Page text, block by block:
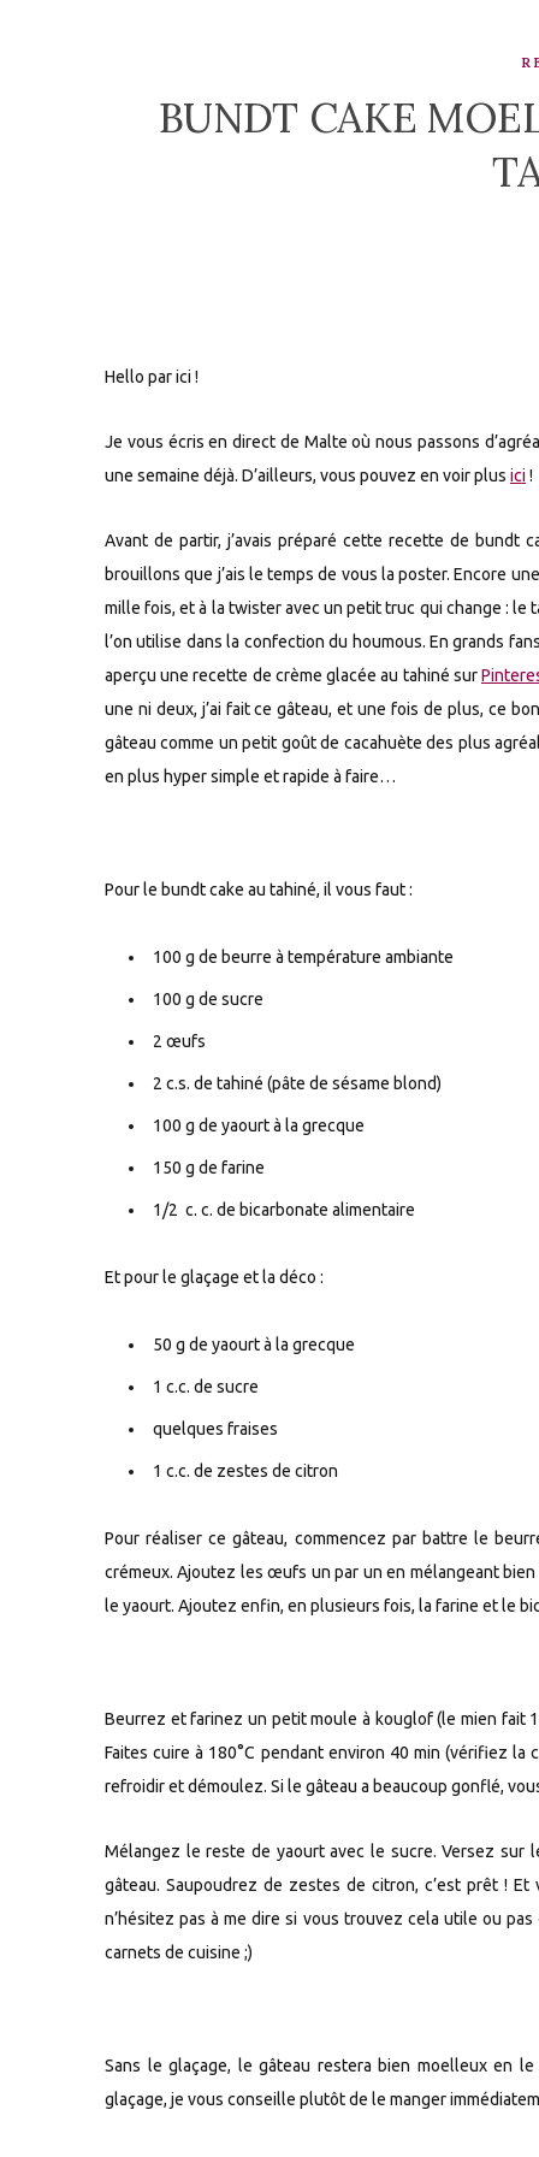
BUNDT CAKE
Hello par ici !
Je vous écris en direct de Malte où nous passons
une semaine déjà. D’ailleurs, vous pouvez en voir plus ici!
Avant de partir, j’avais préparé cette recette de bundt
brouillons que j’ais le temps de vous la poster. Encore
mille fois, et à la twister avec un petit truc qui change : le
l’on utilise dans la confection du houmous. En grands
aperçu une recette de crème glacée au tahiné sur
une ni deux, j’ai fait ce gâteau, et une fois de plus, ce
gâteau comme un petit goût de cacahuète des plus
en plus hyper simple et rapide à faire…
Pour le bundt cake au tahiné, il vous faut :
100 g de beurre à température ambiante
100 g de sucre
2 œufs
2 c.s. de tahiné (pâte de sésame blond)
100 g de yaourt à la grecque
150 g de farine
1/2 c. c. de bicarbonate alimentaire
Et pour le glaçage et la déco :
50 g de yaourt à la grecque
1 c.c. de sucre
quelques fraises
1 c.c. de zestes de citron
Pour réaliser ce gâteau, commencez par battre le
crémeux. Ajoutez les œufs un par un en mélangeant
le yaourt. Ajoutez enfin, en plusieurs fois, la farine et le
Beurrez et farinez un petit moule à kouglof (le mien fait
Faites cuire à 180°C pendant environ 40 min (vérifiez la
refroidir et démoulez. Si le gâteau a beaucoup gonflé,
Mélangez le reste de yaourt avec le sucre. Versez
gâteau. Saupoudrez de zestes de citron, c’est prêt !
n’hésitez pas à me dire si vous trouvez cela utile ou
carnets de cuisine ;)
Sans le glaçage, le gâteau restera bien moelleux en
glaçage, je vous conseille plutôt de le manger